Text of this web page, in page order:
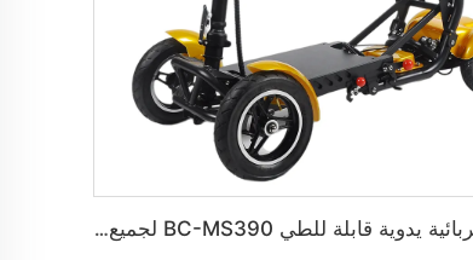
دراجة كهربائية يدوية قابلة للطي BC-MS390 لجميع التerrains ذات أربع عجلات لذوي الإعاقة لكبار السن